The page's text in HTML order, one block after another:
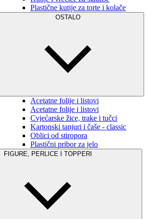
Plastične kutije za torte i kolače
OSTALO
Acetatne folije i listovi
Acetatne folije i listovi
Cvjećarske žice, trake i tučci
Kartonski tanjuri i čaše - classic
Oblici od stiropora
Plastični pribor za jelo
FIGURE, PERLICE I TOPPERI